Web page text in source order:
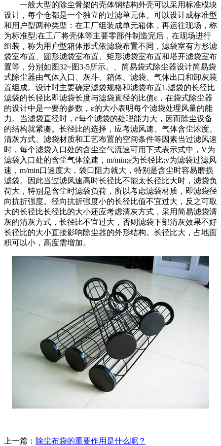
一般大型的除尘骨架的壳体钢结构外壳可以采用标准模块
设计，每个仓都是一个独立的过滤单元体。可以设计成标准型
和用户型两种类型：在工厂组装成单元箱体，再运往现场，称
为标准型;在工厂将壳体等主要零部件制造完后，在现场进行
组装，称为用户型箱体形式依滤袋布置不同，滤袋室有方形滤
袋室布置、圆形滤袋室布置、矩形滤袋室布置和塔开滤袋室布
置等，分别如图32~图3-5所示。、简易袋式除尘器设计简易袋
式除尘器由气体入口、灰斗、箱体、滤袋、气体出口和卸灰装
置组成。设计时主要确定滤袋规格和滤袋布置1.滤袋的长径比
滤袋的长径比即滤袋长度与滤袋直径的比值ε，在袋式除尘器
的设计中是一要的参数，ε的大小表明每个滤袋处理风量的能
力。当滤袋直径时，ε每个滤袋的处理能力大，因而除尘设备
的结构就紧凑。长径比的选择，应考滤风速、气体含尘浓度、
清灰方式、滤袋材质和工艺布置的空间条件等因素当过滤风速
时，每个滤袋入口处的含尘空气流速可用下式表示式中，V为
滤袋入口处的含尘气体流速，m/min;e为长径比;v为滤袋过滤风
速，m/min口速度大，袋口阻力就大，特别是含尘时容易磨损
滤袋。因此当过滤风速高时长径比不能太长径比大时，滤袋负
荷大，特别是含尘时滤袋负荷，所以考虑滤袋材质，即滤袋径
向抗折强度。径向抗折强度小的长径比值不宜过大，反之可取
大的长径比长径比的大小还应考虑清灰方式，采用简易滤袋清
灰的清灰方式，长径比不宜过大，否则滤袋下部清灰效果不好
长径比的大小直接影响除尘器的外形结构。长径比大，占地面
积可以小，高度需増加。
上一篇： 除尘布袋的重要作用是什么呢？